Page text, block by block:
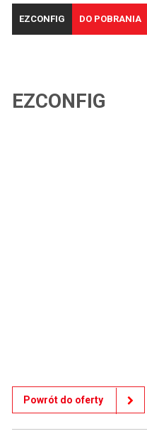
EZCONFIG DO POBRANIA
EZCONFIG
Powrót do oferty